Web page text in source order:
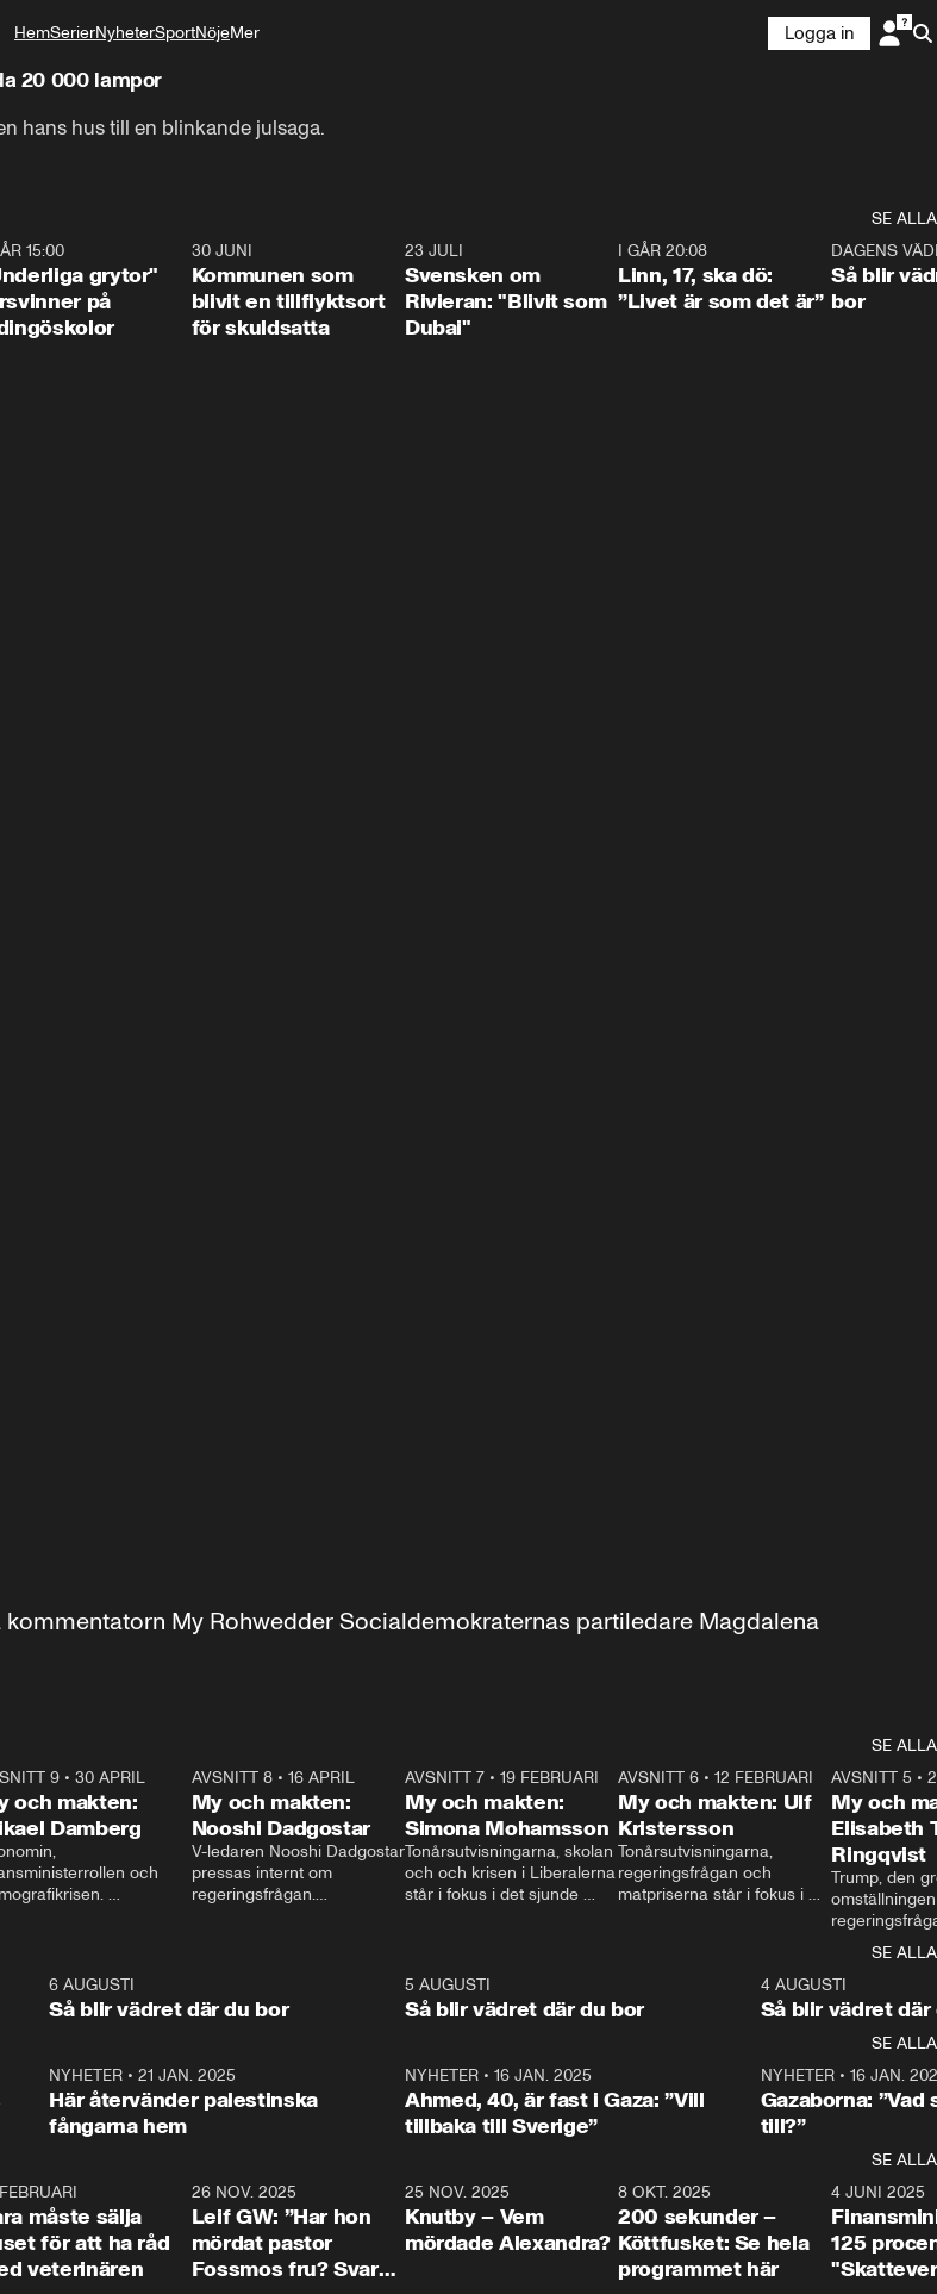
HemSerierNyheterSportNöjeMer
Logga in
20 000 lampor
hans hus till en blinkande julsaga.
SE ALLA
15:00
grytor"
på
30 JUNI
Kommunen som
blivit en tillflyktsort
för skuldsatta
23 JULI
Svensken om
Rivieran: "Blivit som
Dubai"
I GÅR 20:08
Linn, 17, ska dö:
”Livet är som det är”
DAGENS
Så blir
bor
My Rohwedder Socialdemokraternas partiledare Magdalena
SE ALLA
9• 30 APRIL
och makten:
Damberg
och
och Makten.
AVSNITT 8• 16 APRIL
My och makten:
Nooshi Dadgostar
V-ledaren Nooshi Dadgostar
pressas internt om
regeringsfrågan.
– Vi ställer upp i val. Ska vi
vara med så sitter vi förstås
24:30
AVSNITT 7• 19 FEBRUARI
My och makten:
Simona Mohamsson
Tonårsutvisningarna, skolan
och och krisen i Liberalerna
står i fokus i det sjunde
kommentator My
Rohwedder ställer
utbildnings- och
Mohamsson till svars.
27:30
AVSNITT 6 •12 FEBRUARI
My och makten: Ulf
Kristersson
Tonårsutvisningarna,
regeringsfrågan och
matpriserna står i fokus i
Rohwedder ställer
statsminister Ulf Kristersson
AVSNITT 5 •
My och
Elisabeth
Ringqvist
Trump, den
centrum i
avsnittet av
Makten”. Se
Aftonbladets
Rohwedder
Thand Ring
SE ALLA
1:066 AUGUSTI
Så blir vädret där du bor
5 AUGUSTI
Så blir vädret där du bor
4 AUGUSTI
Så blir vädret där
SE ALLA
NYHETER •21 JAN. 2025
Här återvänder palestinska
fångarna hem
NYHETER• 16 JAN. 2025
Ahmed, 40, är fast i Gaza: ”Vill
tillbaka till Sverige”
NYHETER• 16 JAN.
Gazaborna:
till?”
SE ALLA
måste sälja
för att ha råd
veterinären
26 NOV. 2025
Leif GW: ”Har hon
mördat pastor
Fossmos fru? Svar
31:05
25 NOV. 2025
Knutby – Vem
mördade Alexandra?
4:29
8 OKT. 2025
200 sekunder –
Köttfusket: Se hela
programmet här
4 JUNI 2025
125